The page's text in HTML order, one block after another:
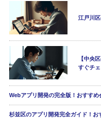
江戸川
【中央
すぐチ
Webアプリ開発の完全版！おすす
杉並区のアプリ開発完全ガイド！お